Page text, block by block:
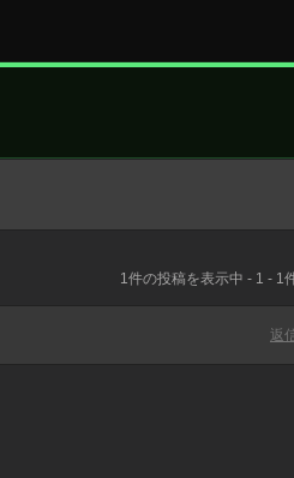
1件の投稿を表示中 - 1 - 1
返